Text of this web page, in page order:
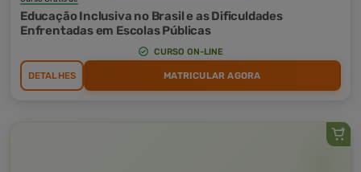
Educação Inclusiva no Brasil e as Dificuldades
Enfrentadas em Escolas Públicas
CURSO ON-LINE
DETALHES MATRICULAR AGORA